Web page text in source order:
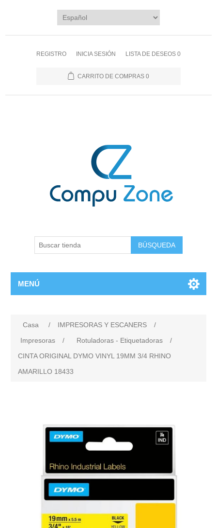
REGISTRO INICIA SESIÓN LISTA DE DESEOS 0
CARRITO DE COMPRAS 0
BÚSQUEDA
MENÚ
Casa / IMPRESORAS Y ESCANERS
/
Impresoras
/ Rotuladoras - Etiquetadoras
/
CINTA ORIGINAL DYMO VINYL 19MM 3/4 RHINO
AMARILLO 18433